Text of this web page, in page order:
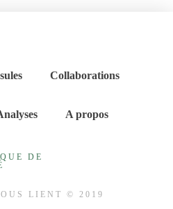
Collaborations
A propos
DE
LIENT © 2019